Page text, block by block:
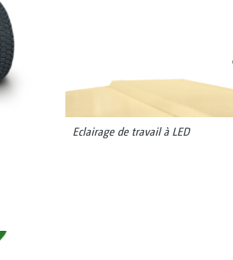
Eclairage de travail à LED